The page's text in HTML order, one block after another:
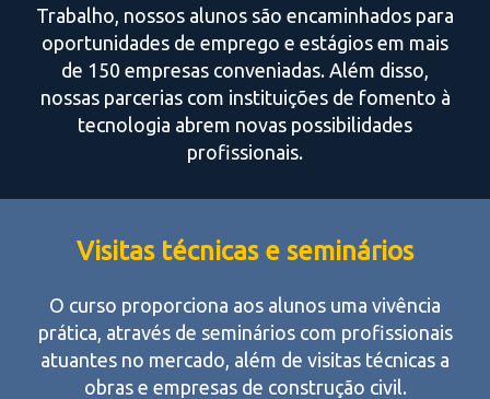
Trabalho, nossos alunos são encaminhados para
oportunidades de emprego e estágios em mais
de 150 empresas conveniadas. Além disso,
nossas parcerias com instituições de fomento à
tecnologia abrem novas possibilidades
profissionais.
Visitas técnicas e seminários
O curso proporciona aos alunos uma vivência
prática, através de seminários com profissionais
atuantes no mercado, além de visitas técnicas a
obras e empresas de construção civil.